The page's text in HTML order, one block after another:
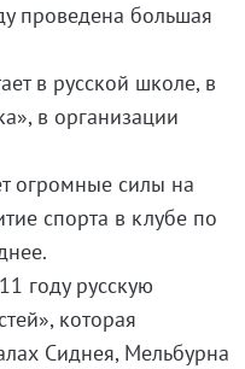
проведена большая
в русской школе, в
в организации
огромные силы на
спорта в клубе по
году русскую
которая
Сиднея, Мельбурна